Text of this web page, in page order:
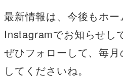
最新情報は、今後もホー
Instagramでお知らせし
ぜひフォローして、毎
してくださいね。